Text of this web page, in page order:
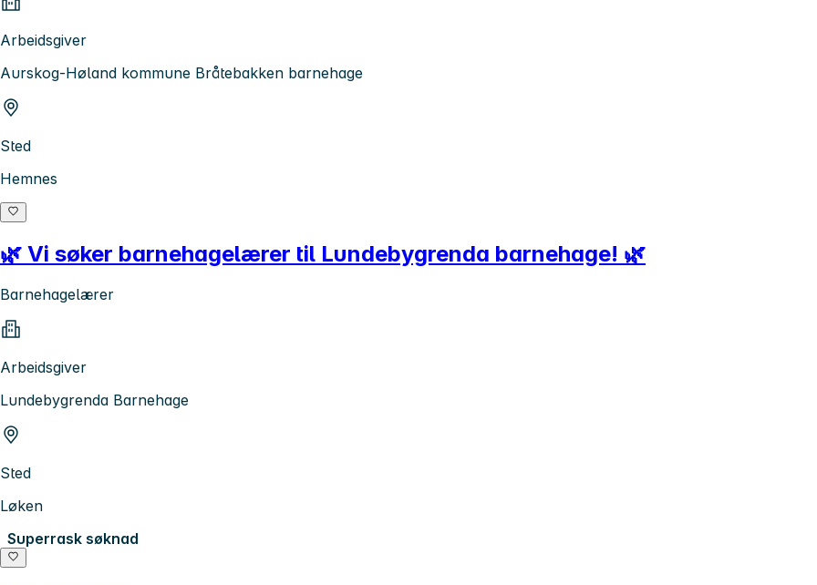
Arbeidsgiver
Aurskog-Høland kommune Bråtebakken barnehage
Sted
Hemnes
🌿 Vi søker barnehagelærer til Lundebygrenda barnehage! 🌿
Barnehagelærer
Arbeidsgiver
Lundebygrenda Barnehage
Sted
Løken
Superrask søknad